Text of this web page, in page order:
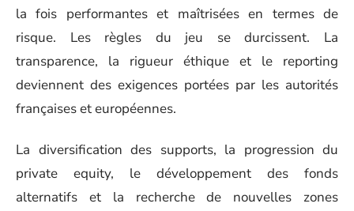
la fois performantes et maîtrisées en termes de
risque. Les règles du jeu se durcissent. La
transparence, la rigueur éthique et le reporting
deviennent des exigences portées par les autorités
françaises et européennes.
La diversification des supports, la progression du
private equity, le développement des fonds
alternatifs et la recherche de nouvelles zones